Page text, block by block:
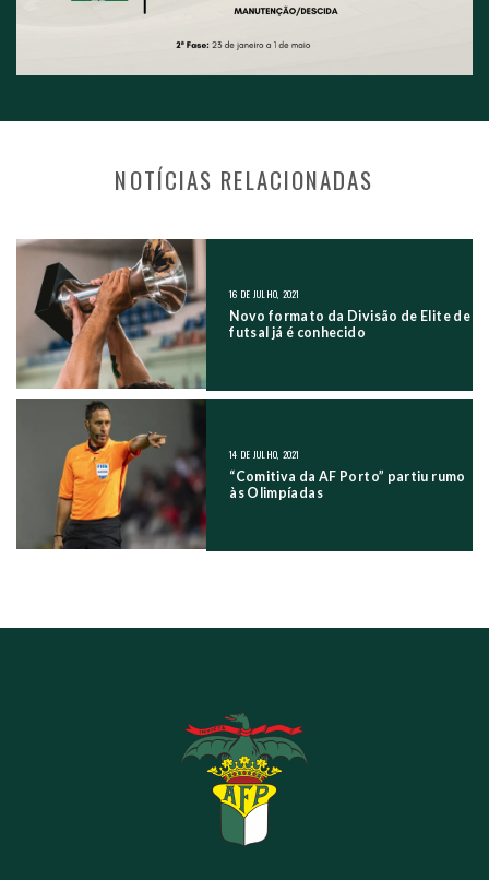
NOTÍCIAS RELACIONADAS
NAVEGAÇÃO NOS POSTS
16 DE JULHO, 2021
Novo formato da Divisão de Elite de
futsal já é conhecido
14 DE JULHO, 2021
“Comitiva da AF Porto” partiu rumo
às Olimpíadas